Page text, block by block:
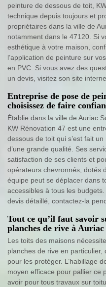
peinture de dessous de toit,
technique depuis toujours et
propriétaires dans la ville de
notamment dans le 47120. Si
esthétique à votre maison,
l’application de peinture sur
en PVC. Si vous avez des
un devis, visitez son site
Entreprise de pose de
choisissez de faire
Établie dans la ville de Auriac
KW Rénovation 47 est une
dessous de toit qui s’est fait
d’une grande qualité. Ses
satisfaction de ses clients et
opérateurs chevronnés, dotés
équipe peut se déplacer dans
accessibles à tous les
devis détaillé, contactez-la
Tout ce qu’il faut savoir
planches de rive à
Les toits des maisons
planches de rive en
pour les protéger. L’habillage
moyen efficace pour pallier ce
avoir pour tous travaux sur